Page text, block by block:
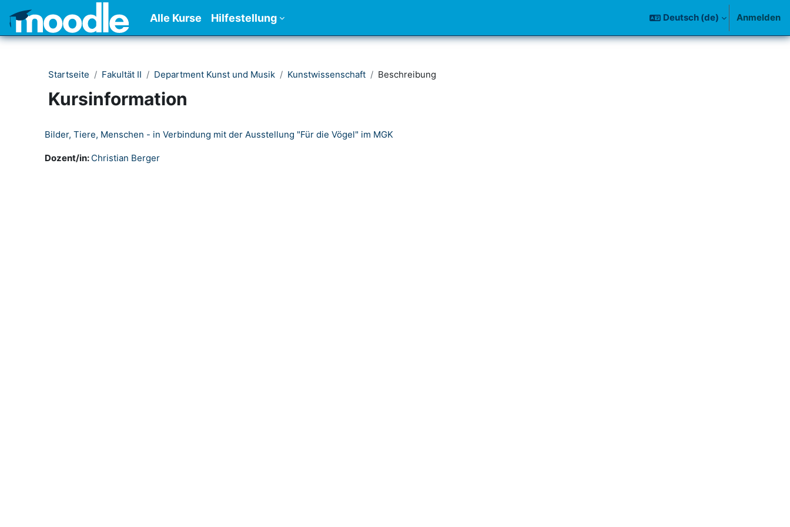
Alle Kurse Hilfestellung Deutsch ‎(de)‎ Anmelden
Startseite Fakultät II Department Kunst und Musik Kunstwissenschaft Beschreibung
Kursinformation
Bilder, Tiere, Menschen - in Verbindung mit der Ausstellung "Für die Vögel" im MGK
Dozent/in: Christian Berger